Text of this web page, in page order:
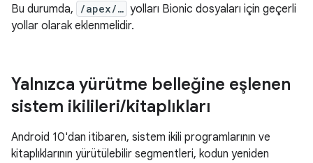
Bu durumda,
/apex/… yolları Bionic dosyaları için geçerli
yollar olarak eklenmelidir.
Yalnızca yürütme belleğine eşlenen
sistem ikilileri/kitaplıkları
Android 10'dan itibaren, sistem ikili programlarının ve
kitaplıklarının yürütülebilir segmentleri, kodun yeniden